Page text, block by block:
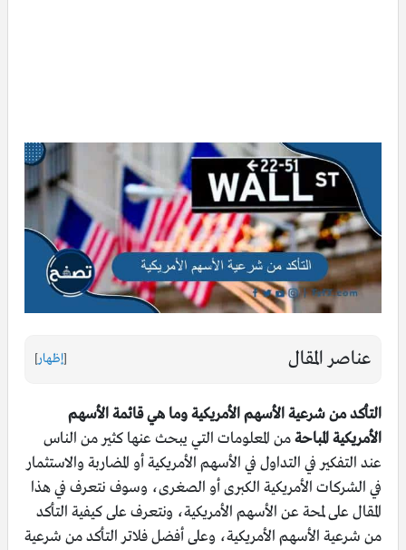
عناصر المقال [إظهار]
التأكد من شرعية الأسهم الأمريكية وما هي قائمة الأسهم
الأمريكية المباحةمن المعلومات التي يبحث عنها كثير من الناس
عند التفكير في التداول في الأسهم الأمريكية أو المضاربة والاستثمار
في الشركات الأمريكية الكبرى أو الصغرى، وسوف نتعرف في هذا
المقال على لمحة عن الأسهم الأمريكية، ونتعرف على كيفية التأكد
من شرعية الأسهم الأمريكية، وعلى أفضل فلاتر التأكد من شرعية